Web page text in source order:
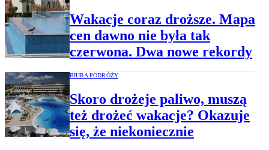
Wakacje coraz droższe. Mapa
cen dawno nie była tak
czerwona. Dwa nowe rekordy
BIURA PODRÓŻY
Skoro drożeje paliwo, muszą
też drożeć wakacje? Okazuje
się, że niekoniecznie